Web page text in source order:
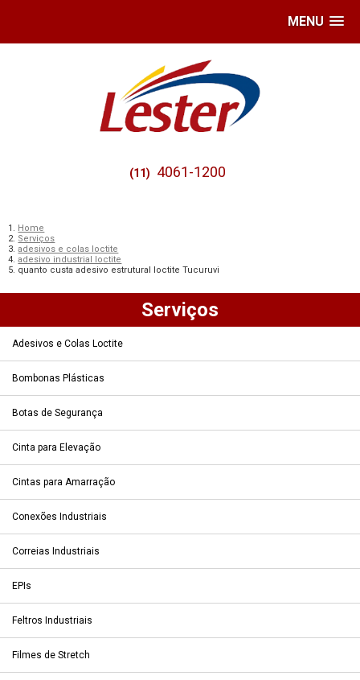
MENU
(11) 4061-1200
Home
Serviços
adesivos e colas loctite
adesivo industrial loctite
quanto custa adesivo estrutural loctite Tucuruvi
Serviços
Adesivos e Colas Loctite
Bombonas Plásticas
Botas de Segurança
Cinta para Elevação
Cintas para Amarração
Conexões Industriais
Correias Industriais
EPIs
Feltros Industriais
Filmes de Stretch